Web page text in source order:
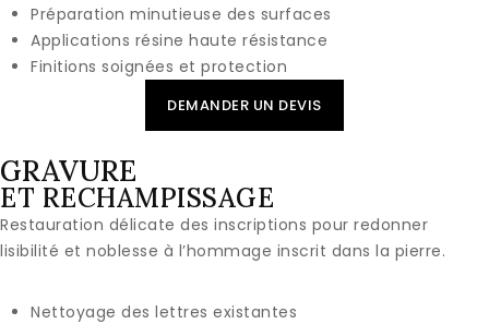
Préparation minutieuse des surfaces
Applications résine haute résistance
Finitions soignées et protection
DEMANDER UN DEVIS
GRAVURE
ET RECHAMPISSAGE
Restauration délicate des inscriptions pour redonner
lisibilité et noblesse à l’hommage inscrit dans la pierre.
Nettoyage des lettres existantes